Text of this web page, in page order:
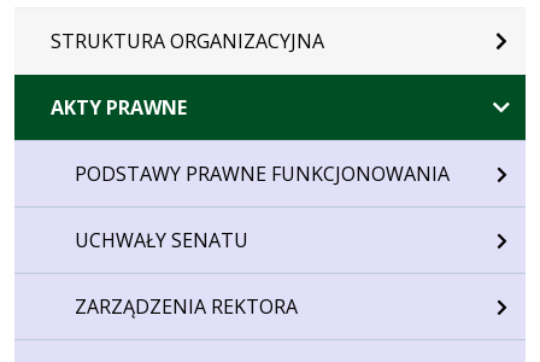
STRUKTURA ORGANIZACYJNA
AKTY PRAWNE
PODSTAWY PRAWNE FUNKCJONOWANIA
UCHWAŁY SENATU
ZARZĄDZENIA REKTORA